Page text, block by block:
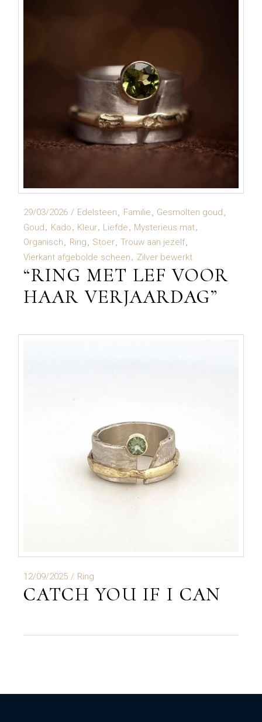
29/03/2026 Edelsteen Familie
Gesmolten goud
Goud
Kado Kleur Liefde
Mysterieus mat
Organisch
Ring Stoer Trouw aan jezelf
Vierkant afgebolde scheen
Zilver bewerkt
“RING MET LEF VOOR
HAAR VERJAARDAG”
12/09/2025 Ring
CATCH YOU IF I CAN